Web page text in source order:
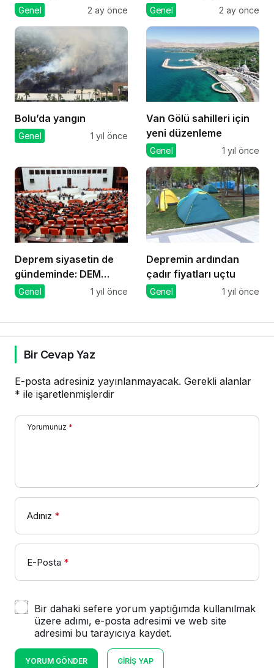
Genel 2 ay önce Genel 2 ay önce
Bolu’da yangın
Genel 1 yıl önce
Van Gölü sahilleri için
yeni düzenleme
Genel 1 yıl önce
Deprem siyasetin de
gündeminde: DEM
Parti’den önerge
Genel 1 yıl önce
Depremin ardından
çadır fiyatları uçtu
Genel 1 yıl önce
Bir Cevap Yaz
E-posta adresiniz yayınlanmayacak. Gerekli alanlar
* ile işaretlenmişlerdir
Yorumunuz *
Adınız *
E-Posta *
Bir dahaki sefere yorum yaptığımda kullanılmak
üzere adımı, e-posta adresimi ve web site
adresimi bu tarayıcıya kaydet.
YORUM GÖNDER GIRIŞ YAP